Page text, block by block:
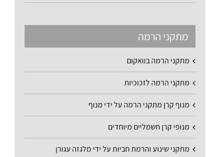
מתקני הרמה
מתקני הרמה בוואקום
מתקני הרמה לזכוכיות
מנוף קרן מתקני הרמה על ידי מנוף
מנופי קרן חשמליים מיוחדים
מתקני שינוע והרמת חביות על ידי מלגזה עגורן